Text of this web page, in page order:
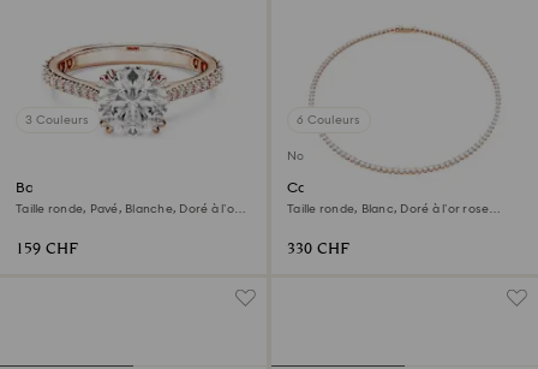
3 Couleurs
Bague cocktail Stilla
Taille ronde, Pavé, Blanche, Doré à l’or
159 CHF
6 Couleurs
Nouveau
Collier Tennis Matrix
Taille ronde, Blanc, Doré à l’or rose
330 CHF